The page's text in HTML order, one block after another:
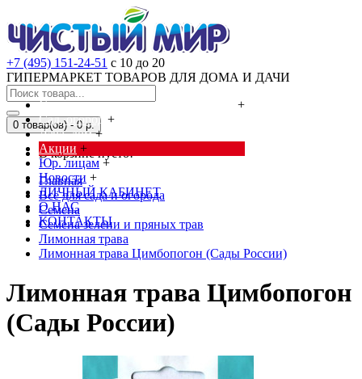
+7 (495) 151-24-51 с 10 до 20
ГИПЕРМАРКЕТ ТОВАРОВ ДЛЯ ДОМА И ДАЧИ
Cредства от насекомых и грызунов
+
Сад, огород +
Дача, дом +
Акции +
Юр. лицам +
Новости +
ЛИЧНЫЙ КАБИНЕТ
О НАС
КОНТАКТЫ
0 товар(ов) - 0 р.
В корзине пусто!
Главная
Всё для сада и огорода
Семена
Семена зелени и пряных трав
Лимонная трава
Лимонная трава Цимбопогон (Сады России)
Лимонная трава Цимбопогон
(Сады России)